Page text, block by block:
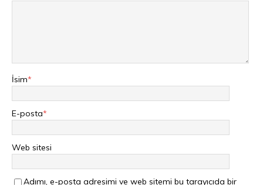
İsim*
E-posta*
Web sitesi
Adımı, e-posta adresimi ve web sitemi bu tarayıcıda bir